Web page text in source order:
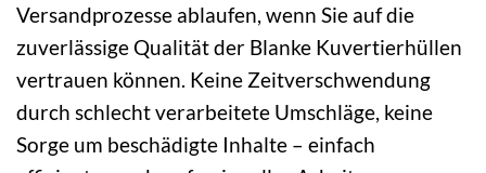
Versandprozesse ablaufen, wenn Sie auf die
zuverlässige Qualität der Blanke Kuvertierhüllen
vertrauen können. Keine Zeitverschwendung
durch schlecht verarbeitete Umschläge, keine
Sorge um beschädigte Inhalte – einfach